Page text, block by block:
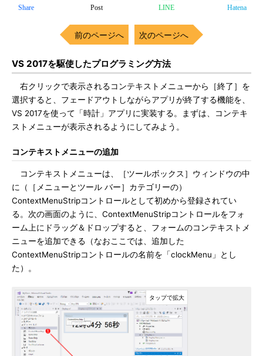
Share Post LINE Hatena
前のページへ 次のページへ
VS 2017を駆使したプログラミング方法
右クリックで表示されるコンテキストメニューから［終了］を
選択すると、フェードアウトしながらアプリが終了する機能を、
VS 2017を使って「時計」アプリに実装する。まずは、コンテキ
ストメニューが表示されるようにしてみよう。
コンテキストメニューの追加
コンテキストメニューは、［ツールボックス］ウィンドウの中
に（［メニューとツール バー］カテゴリーの）
ContextMenuStripコントロールとして初めから登録されてい
る。次の画面のように、ContextMenuStripコントロールをフォ
ーム上にドラッグ＆ドロップすると、フォームのコンテキストメ
ニューを追加できる（なおここでは、追加した
ContextMenuStripコントロールの名前を「clockMenu」とし
た）。